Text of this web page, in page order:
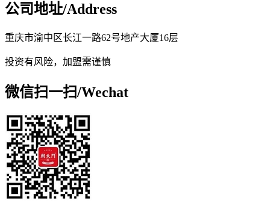
公司地址/Address
重庆市渝中区长江一路62号地产大厦16层
投资有风险，加盟需谨慎
微信扫一扫/Wechat